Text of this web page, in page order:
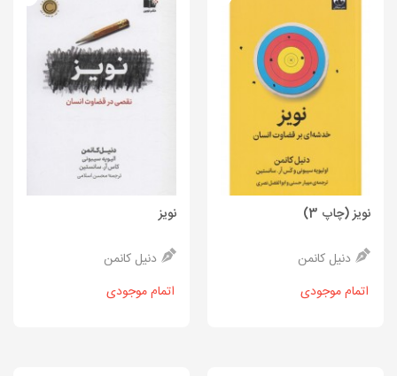
نویز (چاپ 3)
دنیل کانمن
اتمام موجودی
نویز
دنیل کانمن
اتمام موجودی